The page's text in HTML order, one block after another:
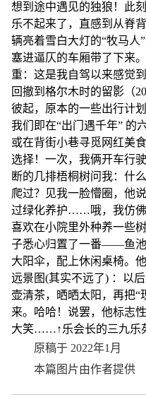
想到途中遇见的独狼！此
乐不起来了，直感到从脊
辆亮着雪白大灯的“牧马人
塞进逼仄的车厢带了下来
重：这是我自驾以来感觉
回撤到格尔木时的留影（
彼起，原本的一些出行计
我们即在“出门遇千年” 的
或在背街小巷寻觅网红美
选择！一次，我俩开车行
断的几排梧桐树问我：什
爬过？见我一脸懵圈，他
过绿化养护……哦，我仿佛
喜欢在小院里外种养一些
子悉心归置了一番——鱼
大阳伞，配上休闲桌椅。
远景图(其实不远了) ：以
壶清茶，晒晒太阳，再把“
来。哈哈！说罢，他标志
大笑……↑乐会长的三九乐
原稿于 2022年1月
本篇图片由作者提供